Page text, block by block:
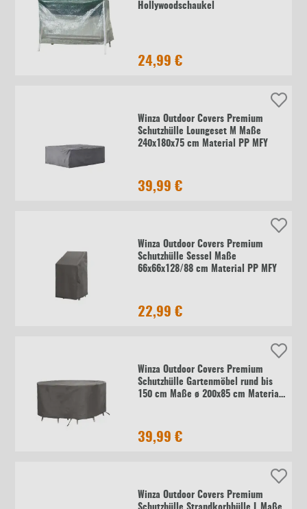
Hollywoodschaukel
24,99 €
Winza Outdoor Covers Premium
Schutzhülle Loungeset M Maße
240x180x75 cm Material PP MFY
39,99 €
Winza Outdoor Covers Premium
Schutzhülle Sessel Maße
66x66x128/88 cm Material PP MFY
22,99 €
Winza Outdoor Covers Premium
Schutzhülle Gartenmöbel rund bis
150 cm Maße ø 200x85 cm Material
39,99 €
Winza Outdoor Covers Premium